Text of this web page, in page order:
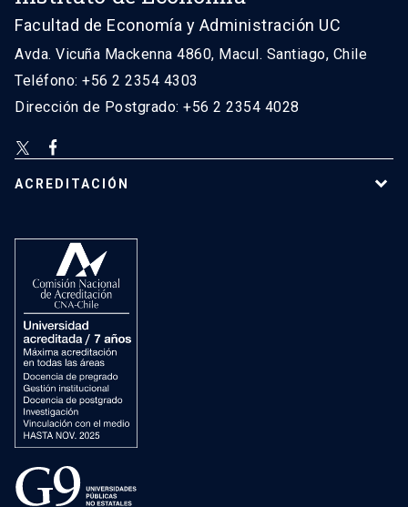
Facultad de Economía y Administración UC
Avda. Vicuña Mackenna 4860, Macul. Santiago, Chile
Teléfono: +56 2 2354 4303
Dirección de Postgrado: +56 2 2354 4028
ACREDITACIÓN